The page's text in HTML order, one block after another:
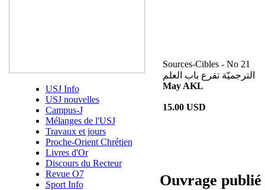
USJ Info
USJ nouvelles
Campus-J
Mélanges de l'USJ
Travaux et jours
Proche-Orient Chrétien
Livres d'Or
Discours du Recteur
Revue O7
Sport Info
Sources-Cibles - No 21
الترجميّة تقرع باب العلم
May AKL
15.00 USD
Ouvrage publié